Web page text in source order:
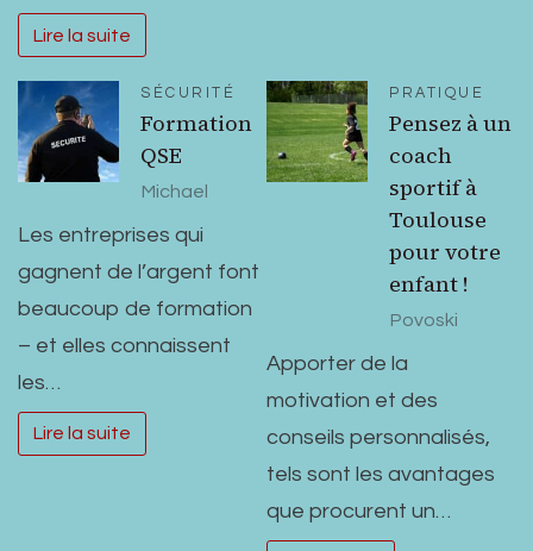
Lire la suite
SÉCURITÉ
Formation
QSE
Michael
Les entreprises qui
gagnent de l’argent font
beaucoup de formation
– et elles connaissent
les…
Lire la suite
PRATIQUE
Pensez à un
coach
sportif à
Toulouse
pour votre
enfant !
Povoski
Apporter de la
motivation et des
conseils personnalisés,
tels sont les avantages
que procurent un…